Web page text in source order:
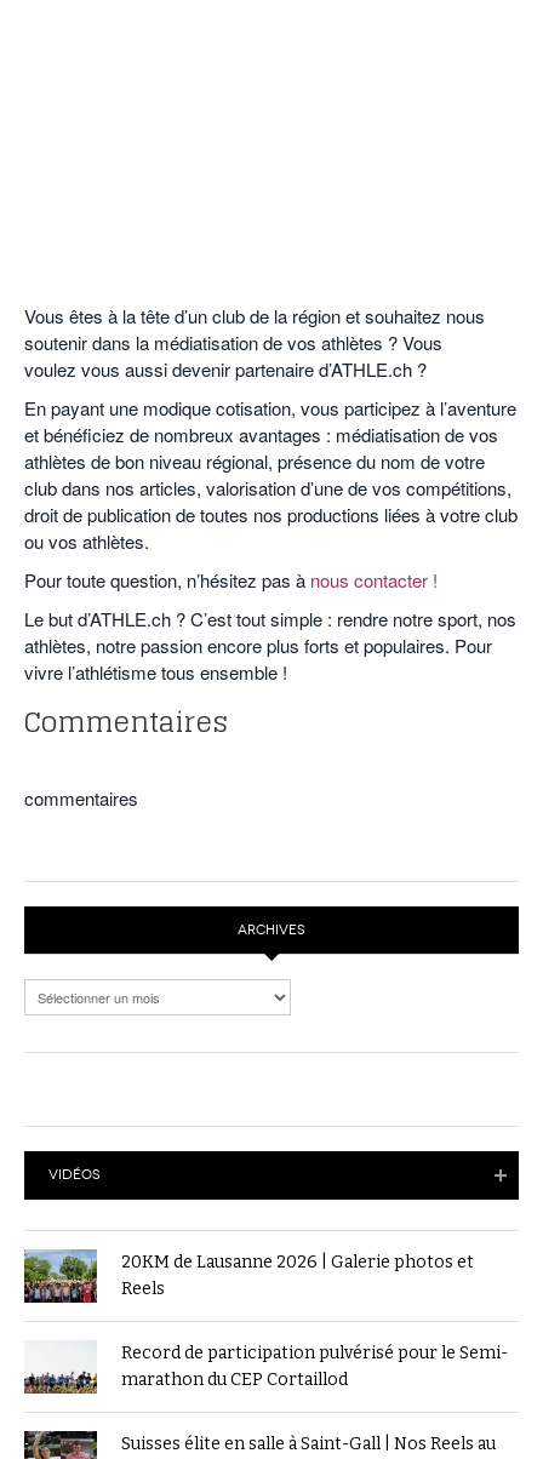
Vous êtes à la tête d’un club de la région et souhaitez nous
soutenir dans la médiatisation de vos athlètes ? Vous
voulez vous aussi devenir partenaire d’ATHLE.ch ?
En payant une modique cotisation, vous participez à l’aventure
et bénéficiez de nombreux avantages : médiatisation de vos
athlètes de bon niveau régional, présence du nom de votre
club dans nos articles, valorisation d’une de vos compétitions,
droit de publication de toutes nos productions liées à votre club
ou vos athlètes.
Pour toute question, n’hésitez pas à nous contacter !
Le but d’ATHLE.ch ? C’est tout simple : rendre notre sport, nos
athlètes, notre passion encore plus forts et populaires. Pour
vivre l’athlétisme tous ensemble !
Commentaires
commentaires
ARCHIVES
Archives
VIDÉOS
20KM de Lausanne 2026 | Galerie photos et
Reels
Record de participation pulvérisé pour le Semi-
marathon du CEP Cortaillod
Suisses élite en salle à Saint-Gall | Nos Reels au